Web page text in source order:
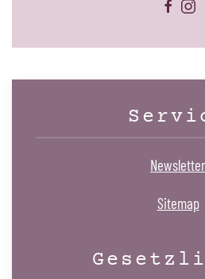
Newsletter
Sitemap